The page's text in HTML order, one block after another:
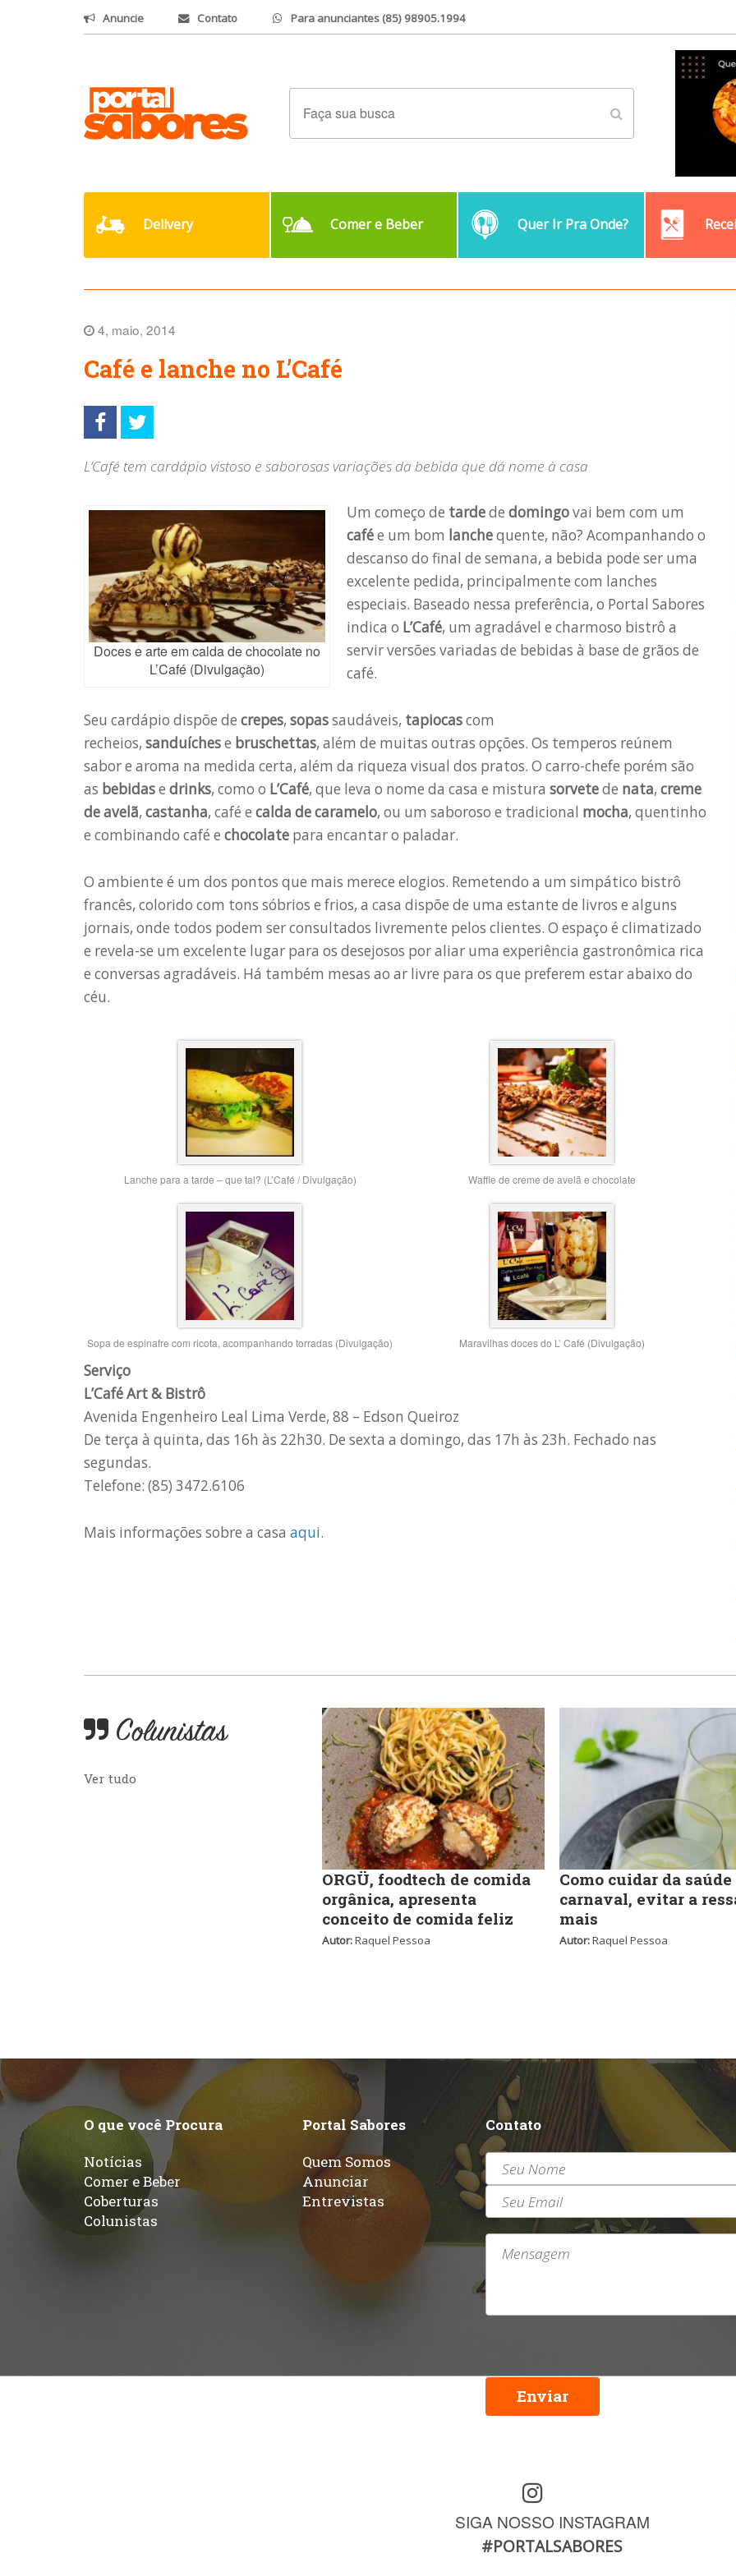
Anuncie Contato Para anunciantes (85) 98905.1994
Delivery Comer e Beber Quer Ir Pra Onde?
4, maio, 2014
Café e lanche no L’Café
L’Café tem cardápio vistoso e saborosas variações da bebida que dá nome à casa
Doces e arte em calda de chocolate no
L’Café (Divulgação)
Um começo de tardede domingovai bem com um
cafée um bom lanchequente, não? Acompanhando o
descanso do final de semana, a bebida pode ser uma
excelente pedida, principalmente com lanches
especiais. Baseado nessa preferência, o Portal Sabores
indica o L’Café, um agradável e charmoso bistrô a
servir versões variadas de bebidas à base de grãos de
café.
Seu cardápio dispõe de crepes, sopassaudáveis, tapiocascom
recheios, sanduíchese bruschettas, além de muitas outras opções. Os temperos reúnem
sabor e aroma na medida certa, além da riqueza visual dos pratos. O carro-chefe porém são
as bebidase drinks, como o L’Café, que leva o nome da casa e mistura sorvetede nata, creme
de avelã, castanha, café e calda de caramelo, ou um saboroso e tradicional mocha, quentinho
e combinando café e chocolate para encantar o paladar.
O ambiente é um dos pontos que mais merece elogios. Remetendo a um simpático bistrô
francês, colorido com tons sóbrios e frios, a casa dispõe de uma estante de livros e alguns
jornais, onde todos podem ser consultados livremente pelos clientes. O espaço é climatizado
e revela-se um excelente lugar para os desejosos por aliar uma experiência gastronômica rica
e conversas agradáveis. Há também mesas ao ar livre para os que preferem estar abaixo do
céu.
Lanche para a tarde – que tal? (L’Café / Divulgação) Waffle de creme de avelã e chocolate
Sopa de espinafre com ricota, acompanhando torradas (Divulgação) Maravilhas doces do L’ Café (Divulgação)
Serviço
L’Café Art & Bistrô
Avenida Engenheiro Leal Lima Verde, 88 – Edson Queiroz
De terça à quinta, das 16h às 22h30. De sexta a domingo, das 17h às 23h. Fechado nas
segundas.
Telefone: (85) 3472.6106
Mais informações sobre a casa aqui.
Colunistas
Ver tudo
ORGÜ, foodtech de comida
orgânica, apresenta
conceito de comida feliz
Autor:Raquel Pessoa
Como cuidar da saúde
carnaval, evitar a
mais
Autor:Raquel Pessoa
O que você Procura
Notícias
Comer e Beber
Coberturas
Colunistas
Portal Sabores
Quem Somos
Anunciar
Entrevistas
Contato
Enviar
SIGA NOSSO INSTAGRAM
#PORTALSABORES